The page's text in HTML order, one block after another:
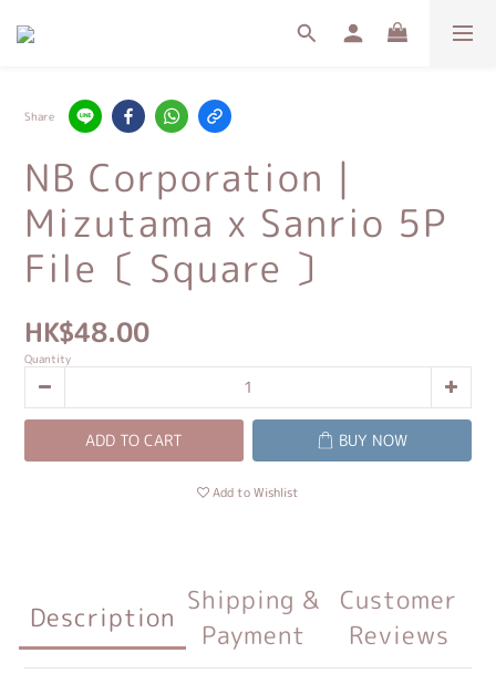
Share
NB Corporation｜
Mizutama x Sanrio 5P
File〔 Square 〕
HK$48.00
Quantity
ADD TO CART BUY NOW
Add to Wishlist
Description
Shipping &
Payment
Customer
Reviews